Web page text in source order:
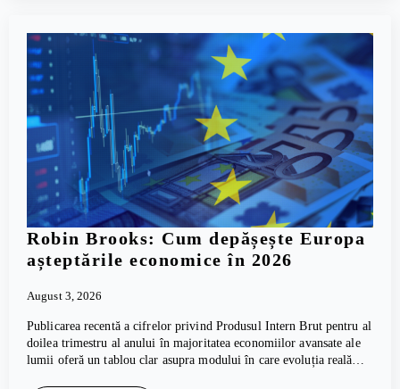
Robin Brooks: Cum depășește Europa
așteptările economice în 2026
August 3, 2026
Publicarea recentă a cifrelor privind Produsul Intern Brut pentru al
doilea trimestru al anului în majoritatea economiilor avansate ale
lumii oferă un tablou clar asupra modului în care evoluția reală…